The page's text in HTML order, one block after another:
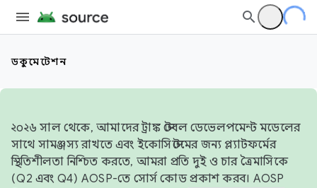
ডকুমেন্টেশন
২০২৬ সাল থেকে, আমাদের ট্রাঙ্ক স্টেবল ডেভেলপমেন্ট মডেলের
সাথে সামঞ্জস্য রাখতে এবং ইকোসিস্টেমের জন্য প্ল্যাটফর্মের
স্থিতিশীলতা নিশ্চিত করতে, আমরা প্রতি দুই ও চার ত্রৈমাসিকে
(Q2 এবং Q4) AOSP-তে সোর্স কোড প্রকাশ করব। AOSP